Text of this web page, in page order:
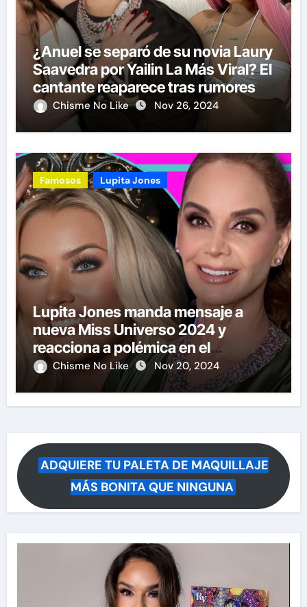
¿Anuel se separó de su novia Laury
Saavedra por Yailin La Más Viral? El
cantante reaparece tras rumores
Chisme No Like Nov 26, 2024
Famosos Lupita Jones
Lupita Jones manda mensaje a
nueva Miss Universo 2024 y
reacciona a polémica en el
certamen
Chisme No Like Nov 20, 2024
ADQUIERE TU PALETA DE MAQUILLAJE
MÁS BONITA QUE NINGUNA